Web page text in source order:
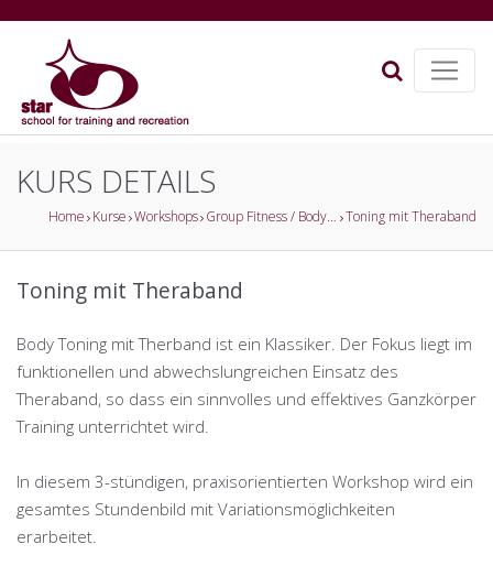
KURS DETAILS
Home Kurse Workshops Group Fitness / Body Toning Toning mit Theraband
Toning mit Theraband
Body Toning mit Therband ist ein Klassiker. Der Fokus liegt im
funktionellen und abwechslungreichen Einsatz des
Theraband, so dass ein sinnvolles und effektives Ganzkörper
Training unterrichtet wird.
In diesem 3-stündigen, praxisorientierten Workshop wird ein
gesamtes Stundenbild mit Variationsmöglichkeiten
erarbeitet.